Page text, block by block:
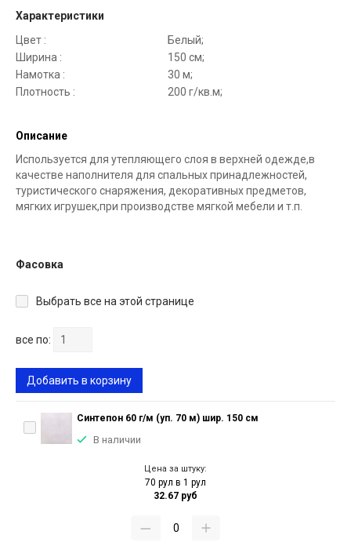
Характеристики
Цвет :
Белый;
Ширина :
150 см;
Намотка :
30 м;
Плотность :
200 г/кв.м;
Описание
Используется для утепляющего слоя в верхней одежде,в
качестве наполнителя для спальных принадлежностей,
туристического снаряжения, декоративных предметов,
мягких игрушек,при производстве мягкой мебели и т.п.
Фасовка
Выбрать все на этой странице
все по:
Добавить в корзину
Синтепон 60 г/м (уп. 70 м) шир. 150 см
В наличии
Цена за штуку:
70 рул в 1 рул
32.67 руб